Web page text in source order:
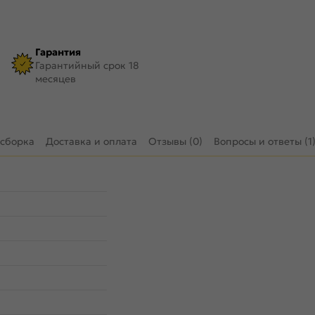
Гарантия
Гарантийный срок 18
месяцев
Доставка и оплата Отзывы (0) Вопросы и ответы (1)